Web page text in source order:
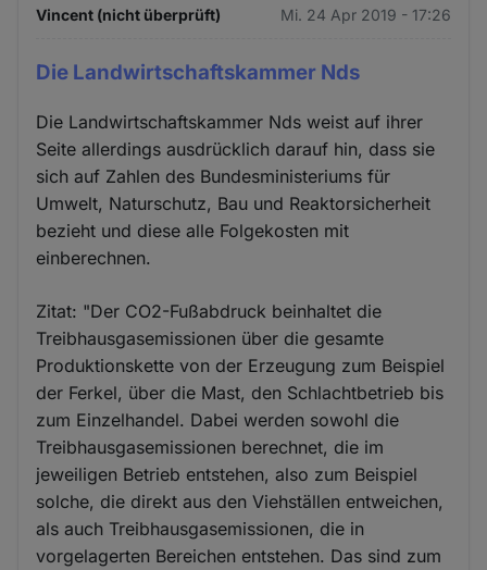
Vincent (nicht überprüft) Mi. 24 Apr 2019 - 17:26
Die Landwirtschaftskammer Nds
Die Landwirtschaftskammer Nds weist auf ihrer
Seite allerdings ausdrücklich darauf hin, dass sie
sich auf Zahlen des Bundesministeriums für
Umwelt, Naturschutz, Bau und Reaktorsicherheit
bezieht und diese alle Folgekosten mit
einberechnen.
Zitat: "Der CO2-Fußabdruck beinhaltet die
Treibhausgasemissionen über die gesamte
Produktionskette von der Erzeugung zum Beispiel
der Ferkel, über die Mast, den Schlachtbetrieb bis
zum Einzelhandel. Dabei werden sowohl die
Treibhausgasemissionen berechnet, die im
jeweiligen Betrieb entstehen, also zum Beispiel
solche, die direkt aus den Viehställen entweichen,
als auch Treibhausgasemissionen, die in
vorgelagerten Bereichen entstehen. Das sind zum